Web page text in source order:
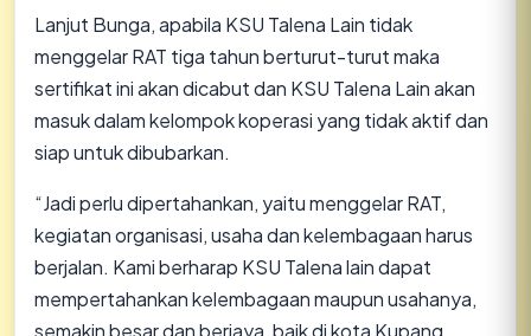
Lanjut Bunga, apabila KSU Talena Lain tidak
menggelar RAT tiga tahun berturut-turut maka
sertifikat ini akan dicabut dan KSU Talena Lain akan
masuk dalam kelompok koperasi yang tidak aktif dan
siap untuk dibubarkan.
“Jadi perlu dipertahankan, yaitu menggelar RAT,
kegiatan organisasi, usaha dan kelembagaan harus
berjalan. Kami berharap KSU Talena lain dapat
mempertahankan kelembagaan maupun usahanya,
semakin besar dan berjaya, baik di kota Kupang